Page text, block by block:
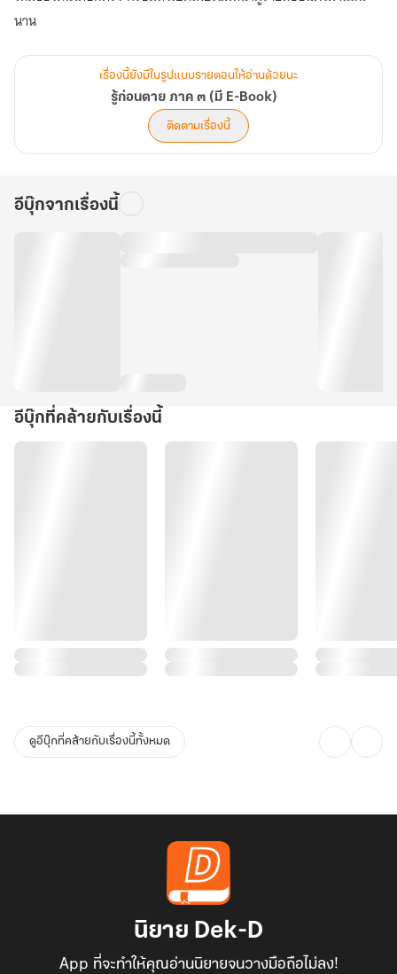
นาน
เรื่องนี้ยังมีในรูปแบบรายตอนให้อ่านด้วยนะ
รู้ก่อนตาย ภาค ๓ (มี E-Book)
ติดตามเรื่องนี้
อีบุ๊กจากเรื่องนี้
อีบุ๊กที่คล้ายกับเรื่องนี้
ดูอีบุ๊กที่คล้ายกับเรื่องนี้ทั้งหมด
นิยาย Dek-D
App ที่จะทำให้คุณอ่านนิยายจนวางมือถือไม่ลง!